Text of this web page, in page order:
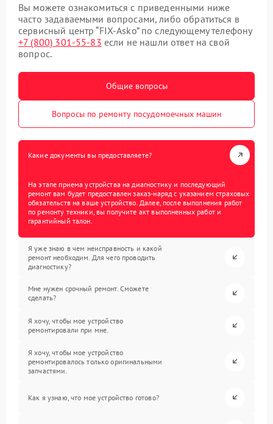
Вы можете ознакомиться с приведенными ниже
часто задаваемыми вопросами, либо обратиться в
сервисный центр “FIX-Asko” по следующему телефону
+7 (800) 301-55-83 если не нашли ответ на свой
вопрос.
Общие вопросы
Вопросы по ремонту посудомоечных машин
Какие документы вы предоставляете?
На этапе приема устройства на диагностику и последующий
ремонт вам будет предоставлен заказ-наряд с указанием страховых
обязательств на ваше устройство. Далее, после выполнения работ
по ремонту техники, вы получите акт выполненных работ и
гарантийный талон.
Я уже знаю в чем неисправность и какой
ремонт необходим. Для чего проводить
диагностику?
Мне нужен срочный ремонт. Сможете
сделать?
Я хочу, чтобы мое устройство
ремонтировали при мне.
Я хочу, чтобы мое устройство
ремонтировалось только оригинальными
запчастями.
Как я узнаю, что мое устройство готово?